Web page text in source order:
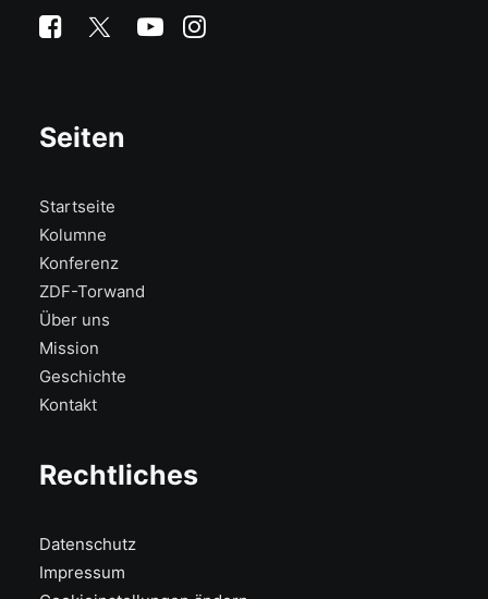
Seiten
Startseite
Kolumne
Konferenz
ZDF-Torwand
Über uns
Mission
Geschichte
Kontakt
Rechtliches
Datenschutz
Impressum